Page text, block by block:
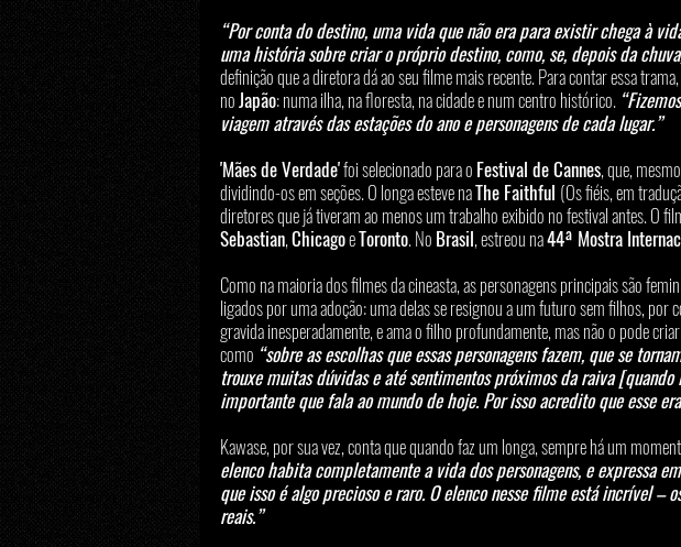
“Por conta do destino, uma vida que não era para existir chega à
uma história sobre criar o próprio destino, como, se, depois da
definição que a diretora dá ao seu filme mais recente. Para contar essa
no Japão: numa ilha, na floresta, na cidade e num centro histórico.
viagem através das estações do ano e personagens de cada lugar.”
'Mães de Verdade' foi selecionado para o Festival de Cannes, que,
dividindo-os em seções. O longa esteve na The Faithful (Os fiéis, em
diretores que já tiveram ao menos um trabalho exibido no festival antes. O
Sebastian, Chicago e Toronto. No Brasil, estreou na 44ª Mostra
Como na maioria dos filmes da cineasta, as personagens principais são
ligados por uma adoção: uma delas se resignou a um futuro sem filhos, por
gravida inesperadamente, e ama o filho profundamente, mas não o pode
como “sobre as escolhas que essas personagens fazem, que se
trouxe muitas dúvidas e até sentimentos próximos da raiva
importante que fala ao mundo de hoje. Por isso acredito que esse
Kawase, por sua vez, conta que quando faz um longa, sempre há um
elenco habita completamente a vida dos personagens, e expressa
que isso é algo precioso e raro. O elenco nesse filme está incrível –
reais.”